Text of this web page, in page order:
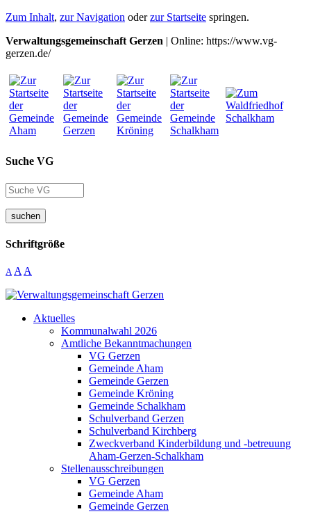
Zum Inhalt, zur Navigation oderzur Startseite springen.
Verwaltungsgemeinschaft Gerzen | Online: https://www.vg-
gerzen.de/
Suche VG
suchen
Schriftgröße
A A A
Aktuelles
Kommunalwahl 2026
Amtliche Bekanntmachungen
VG Gerzen
Gemeinde Aham
Gemeinde Gerzen
Gemeinde Kröning
Gemeinde Schalkham
Schulverband Gerzen
Schulverband Kirchberg
Zweckverband Kinderbildung und -betreuung
Aham-Gerzen-Schalkham
Stellenausschreibungen
VG Gerzen
Gemeinde Aham
Gemeinde Gerzen